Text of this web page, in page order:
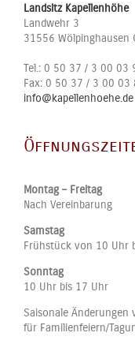
Landsitz Kapellenhöhe
Landwehr 3
31556 Wölpinghausen
Tel.: 0 50 37 / 3 00 03
Fax: 0 50 37 / 3 00 03
info@kapellenhoehe.de
Montag – Freitag
Nach Vereinbarung
Samstag
Frühstück von 10 Uhr
Sonntag
10 Uhr bis 17 Uhr
Saisonale Änderungen
für Familienfeiern/